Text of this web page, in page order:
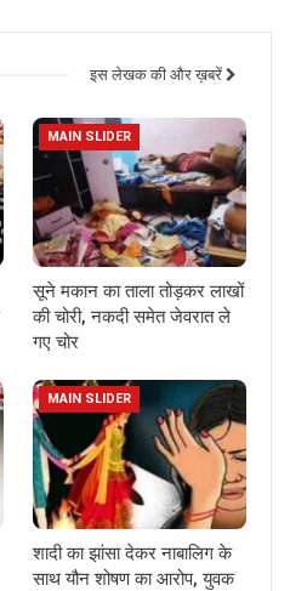
इस लेखक की और ख़बरें
MAIN SLIDER
सूने मकान का ताला तोड़कर लाखों
की चोरी, नकदी समेत जेवरात ले
गए चोर
MAIN SLIDER
शादी का झांसा देकर नाबालिग के
साथ यौन शोषण का आरोप, युवक